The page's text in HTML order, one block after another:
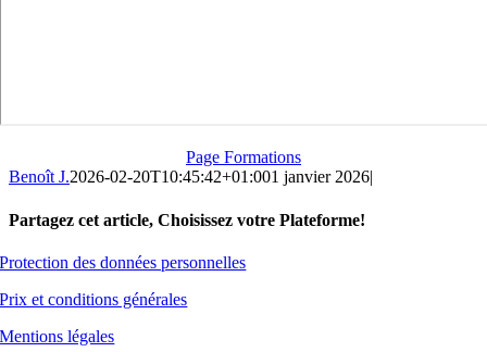
Page Formations
Benoît J.2026-02-20T10:45:42+01:001 janvier 2026|
Partagez cet article, Choisissez votre Plateforme!
Facebook
X
Reddit
LinkedIn
WhatsApp
Telegram
Tumblr
Pinterest
Vk
Xing
Email
Protection des données personnelles
Prix et conditions générales
Mentions légales